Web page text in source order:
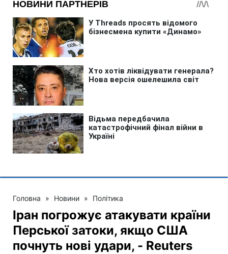
Головна » Новини » Політика
Іран погрожує атакувати країни
Перської затоки, якщо США
почнуть нові удари, - Reuters